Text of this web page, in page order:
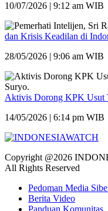
10/07/2026 | 9:12 am WIB
dan Krisis Keadilan di
28/05/2026 | 9:06 am WIB
Aktivis Dorong KPK Usut
14/05/2026 | 6:14 pm WIB
Copyright @2026
All Rights Reserved
Pedoman Media
Berita Video